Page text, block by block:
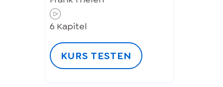
6 Kapitel
KURS TESTEN